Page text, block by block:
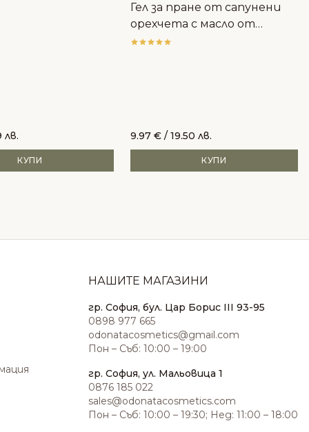
лв.
КУПИ
Гел за пране от сапунени
орехчета с масло от
лавандула - Tierra Verde
9.97 €/ 19.50 лв.
КУПИ
НАШИТЕ МАГАЗИНИ
гр. София, бул. Цар Борис III 93-95
0898 977 665
odonatacosmetics@gmail.com
Пон – Съб: 10:00 – 19:00
гр. София, ул. Мальовица 1
0876 185 022
sales@odonatacosmetics.com
Пон – Съб: 10:00 – 19:30; Нед: 11:00 – 18:00